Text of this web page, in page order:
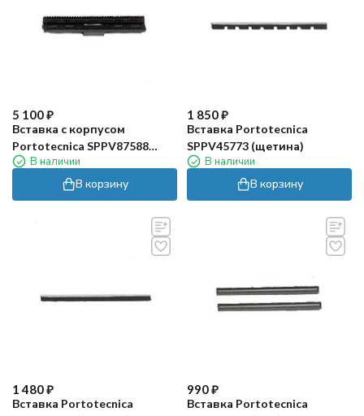
5 100₽
Вставка с корпусом
Portotecnica SPPV87588
(щетина)
В наличии
В корзину
1 850₽
Вставка Portotecnica
SPPV45773 (щетина)
В наличии
В корзину
1 480₽
Вставка Portotecnica
990₽
Вставка Portotecnica